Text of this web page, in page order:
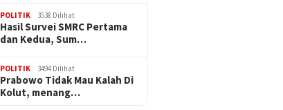
POLITIK 3538 Dilihat
Hasil Survei SMRC Pertama
dan Kedua, Sum…
POLITIK 3494 Dilihat
Prabowo Tidak Mau Kalah Di
Kolut, menang…